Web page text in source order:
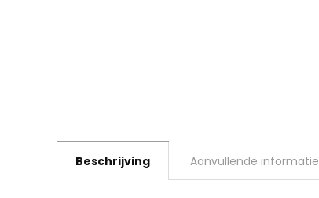
Beschrijving Aanvullende informatie